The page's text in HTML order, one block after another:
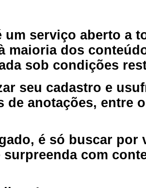
um serviço aberto a
maioria dos
sob condições
seu cadastro e
de anotações, entre
é só buscar por
surpreenda com